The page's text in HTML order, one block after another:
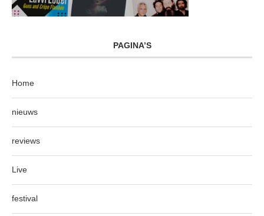
PAGINA’S
Home
nieuws
reviews
Live
festival